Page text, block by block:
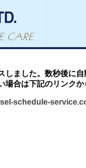
しました。数秒後に自
場合は下記のリンクか
schedule-